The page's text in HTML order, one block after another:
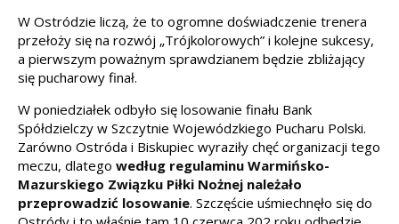
W Ostródzie liczą, że to ogromne doświadczenie trenera
przełoży się na rozwój „Trójkolorowych” i kolejne sukcesy,
a pierwszym poważnym sprawdzianem będzie zbliżający
się pucharowy finał.
W poniedziałek odbyło się losowanie finału Bank
Spółdzielczy w Szczytnie Wojewódzkiego Pucharu Polski.
Zarówno Ostróda i Biskupiec wyraziły chęć organizacji tego
meczu, dlatego według regulaminu Warmińsko-
Mazurskiego Związku Piłki Nożnej należało
przeprowadzić losowanie. Szczęście uśmiechnęło się do